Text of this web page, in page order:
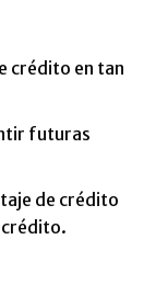
crédito en tan
futuras
de crédito
crédito.